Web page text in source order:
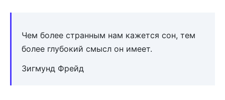
Чем более странным нам кажется сон, тем
более глубокий смысл он имеет.
Зигмунд Фрейд